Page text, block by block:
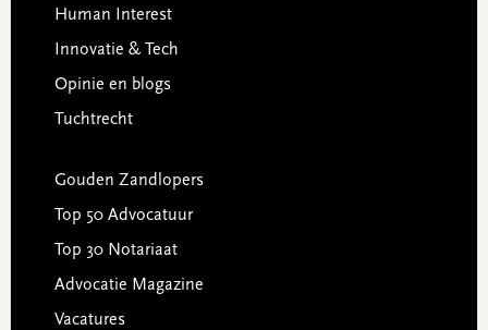
Human Interest
Innovatie & Tech
Opinie en blogs
Tuchtrecht
Gouden Zandlopers
Top 50 Advocatuur
Top 30 Notariaat
Advocatie Magazine
Vacatures